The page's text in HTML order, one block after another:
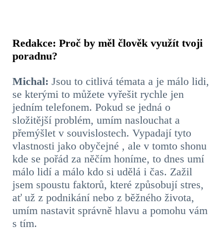
Redakce: Proč by měl člověk využít tvoji
poradnu?
Michal: Jsou to citlivá témata a je málo lidi,
se kterými to můžete vyřešit rychle jen
jedním telefonem. Pokud se jedná o
složitější problém, umím naslouchat a
přemýšlet v souvislostech. Vypadají tyto
vlastnosti jako obyčejné , ale v tomto shonu
kde se pořád za něčím honíme, to dnes umí
málo lidí a málo kdo si udělá i čas. Zažil
jsem spoustu faktorů, které způsobují stres,
ať už z podnikání nebo z běžného života,
umím nastavit správně hlavu a pomohu vám
s tím.